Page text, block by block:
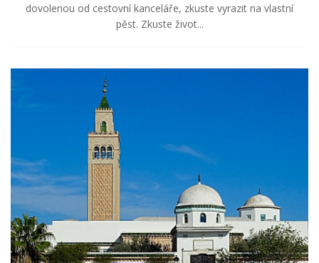
dovolenou od cestovní kanceláře, zkuste vyrazit na vlastní
pěst. Zkuste život...